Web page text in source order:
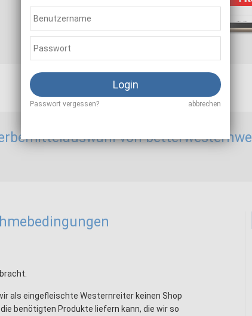
Sale
10,00 %
von
als eingefleischte Westernreiter keinen Shop
benötigten Produkte liefern kann, die wir so
Login
Passwort vergessen? abbrechen